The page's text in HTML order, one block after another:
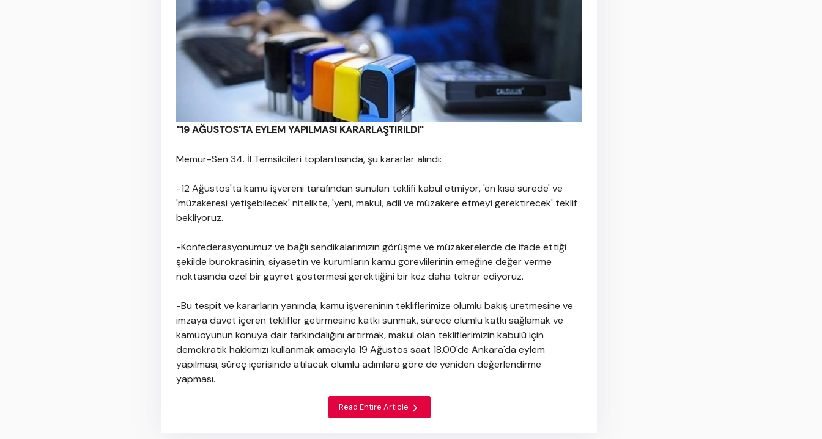
"19 AĞUSTOS'TA EYLEM YAPILMASI KARARLAŞTIRILDI''
Memur-Sen 34. İl Temsilcileri toplantısında, şu kararlar alındı:
-12 Ağustos'ta kamu işvereni tarafından sunulan teklifi kabul etmiyor, 'en kısa sürede' ve
'müzakeresi yetişebilecek' nitelikte, 'yeni, makul, adil ve müzakere etmeyi gerektirecek' teklif
bekliyoruz.
-Konfederasyonumuz ve bağlı sendikalarımızın görüşme ve müzakerelerde de ifade ettiği
şekilde bürokrasinin, siyasetin ve kurumların kamu görevlilerinin emeğine değer verme
noktasında özel bir gayret göstermesi gerektiğini bir kez daha tekrar ediyoruz.
-Bu tespit ve kararların yanında, kamu işvereninin tekliflerimize olumlu bakış üretmesine ve
imzaya davet içeren teklifler getirmesine katkı sunmak, sürece olumlu katkı sağlamak ve
kamuoyunun konuya dair farkındalığını artırmak, makul olan tekliflerimizin kabulü için
demokratik hakkımızı kullanmak amacıyla 19 Ağustos saat 18.00'de Ankara'da eylem
yapılması, süreç içerisinde atılacak olumlu adımlara göre de yeniden değerlendirme
yapması.
Read Entire Article